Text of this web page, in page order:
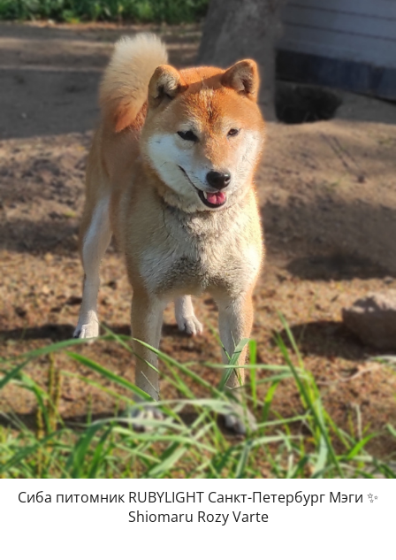
Сиба питомник RUBYLIGHT Санкт-Петербург Мэги ✨
Shiomaru Rozy Varte